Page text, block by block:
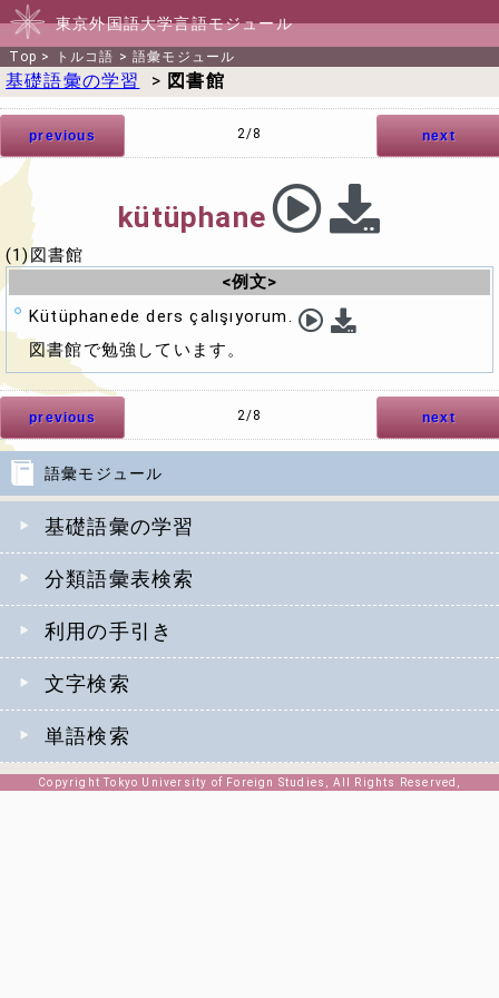
東京外国語大学言語モジュール
Top > トルコ語 >語彙モジュール
語彙モジュール
基礎語彙の学習
分類語彙表検索
利用の手引き
文字検索
単語検索
基礎語彙の学習 > 図書館
previous next
2/8
kütüphane
(1)図書館
<例文>
Kütüphanede ders çalışıyorum.
図書館で勉強しています。
previous next
2/8
Copyright Tokyo University of Foreign Studies, All Rights Reserved,